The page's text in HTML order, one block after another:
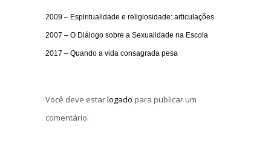
2009 – Espiritualidade e religiosidade: articulações
2007 – O Diálogo sobre a Sexualidade na Escola
2017 – Quando a vida consagrada pesa
Você deve estarlogado para publicar um
comentário.